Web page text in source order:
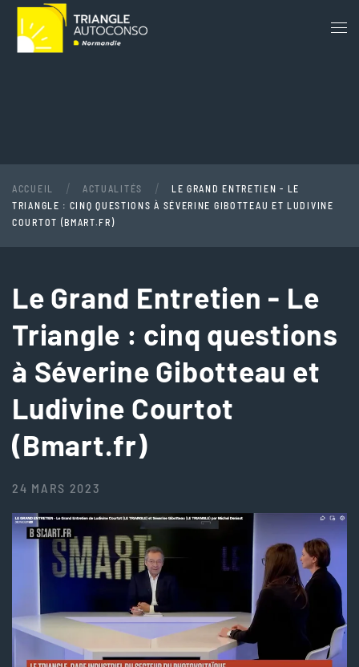
Accéder au contenu principal
ACCUEIL ACTUALITÉS
LE GRAND ENTRETIEN - LE
TRIANGLE : CINQ QUESTIONS À SÉVERINE GIBOTTEAU ET LUDIVINE
COURTOT (BMART.FR)
Le Grand Entretien - Le
Triangle : cinq questions
à Séverine Gibotteau et
Ludivine Courtot
(Bmart.fr)
24 MARS 2023
Panneau de gestion des cookies